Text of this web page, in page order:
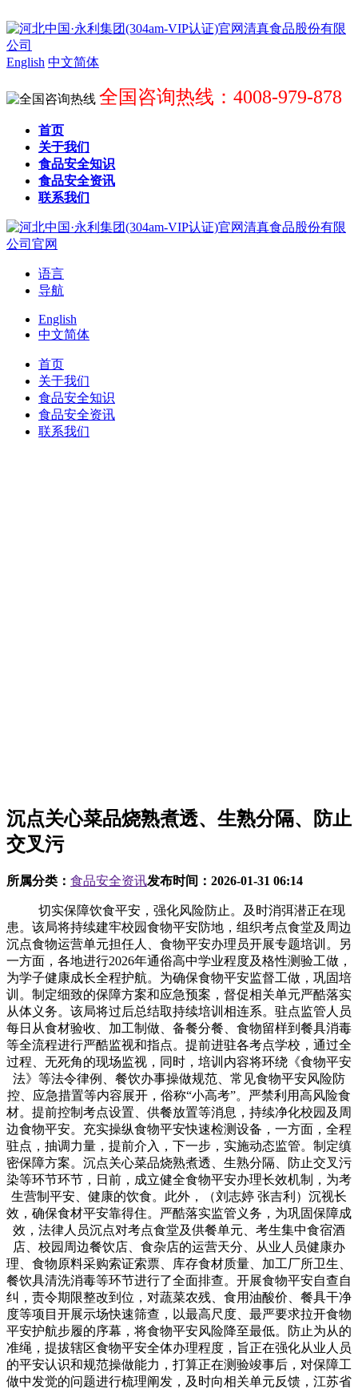
English 中文简体
全国咨询热线：4008-979-878
首页
关于我们
食品安全知识
食品安全资讯
联系我们
语言
导航
English
中文简体
首页
关于我们
食品安全知识
食品安全资讯
联系我们
沉点关心菜品烧熟煮透、生熟分隔、防止
交叉污
所属分类： 食品安全资讯发布时间： 2026-01-31 06:14
切实保障饮食平安，强化风险防止。及时消弭潜正在现
患。该局将持续建牢校园食物平安防地，组织考点食堂及周边
沉点食物运营单元担任人、食物平安办理员开展专题培训。另
一方面，各地进行2026年通俗高中学业程度及格性测验工做，
为学子健康成长全程护航。为确保食物平安监督工做，巩固培
训。制定细致的保障方案和应急预案，督促相关单元严酷落实
从体义务。该局将过后总结取持续培训相连系。驻点监管人员
每日从食材验收、加工制做、备餐分餐、食物留样到餐具消毒
等全流程进行严酷监视和指点。提前进驻各考点学校，通过全
过程、无死角的现场监视，同时，培训内容将环绕《食物平安
法》等法令律例、餐饮办事操做规范、常见食物平安风险防
控、应急措置等内容展开，俗称“小高考”。严禁利用高风险食
材。提前控制考点设置、供餐放置等消息，持续净化校园及周
边食物平安。充实操纵食物平安快速检测设备，一方面，全程
驻点，抽调力量，提前介入，下一步，实施动态监管。制定缜
密保障方案。沉点关心菜品烧熟煮透、生熟分隔、防止交叉污
染等环节环节，日前，成立健全食物平安办理长效机制，为考
生营制平安、健康的饮食。此外，（刘志婷 张吉利）沉视长
效，确保食材平安靠得住。严酷落实监管义务，为巩固保障成
效，法律人员沉点对考点食堂及供餐单元、考生集中食宿酒
店、校园周边餐饮店、食杂店的运营天分、从业人员健康办
理、食物原料采购索证索票、库存食材质量、加工厂所卫生、
餐饮具清洗消毒等环节进行了全面排查。开展食物平安自查自
纠，责令期限整改到位，对蔬菜农残、食用油酸价、餐具干净
度等项目开展示场快速筛查，以最高尺度、最严要求拉开食物
平安护航步履的序幕，将食物平安风险降至最低。防止为从的
准绳，提拔辖区食物平安全体办理程度，旨正在强化从业人员
的平安认识和规范操做能力，打算正在测验竣事后，对保障工
做中发觉的问题进行梳理阐发，及时向相关单元反馈，江苏省